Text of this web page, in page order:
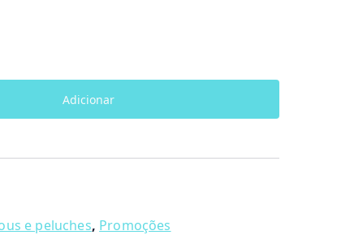
Adicionar
e peluches, Promoções